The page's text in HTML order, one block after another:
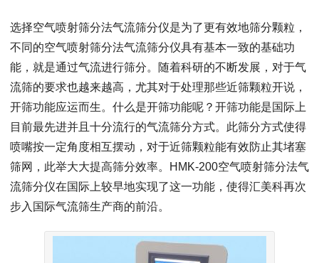
选择空气喷射筛分法气流筛分仪是为了更有效地筛分颗粒，
不同的空气喷射筛分法气流筛分仪具有基本一致的基础功
能，就是通过气流进行筛分。随着科研的不断发展，对于气
流筛的要求也越来越高，尤其对于处理那些近筛颗粒开说，
开筛功能应运而生。什么是开筛功能呢？开筛功能是国际上
目前最先进并且十分流行的气流筛分方式。此筛分方式使得
喷嘴按一定角度相互摆动，对于近筛颗粒能有效防止其堵塞
筛网，此举大大提高筛分效率。HMK-200空气喷射筛分法气
流筛分仪在国际上较早地实现了这一功能，使得汇美科再次
步入国际气流筛生产商的前沿。